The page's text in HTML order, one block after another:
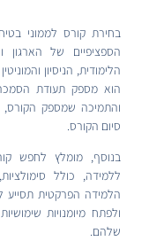
בחירת קורס לממוני
הספציפיים של הארגון
הלימודית, הניסיון
הוא מספק תעודת
והתמיכה שמספק הקורס,
סיום הקורס.
בנוסף, מומלץ לחפש
ללמידה, כולל
הלמידה הפרקטית
ולפתח מיומנויות
שלהם.